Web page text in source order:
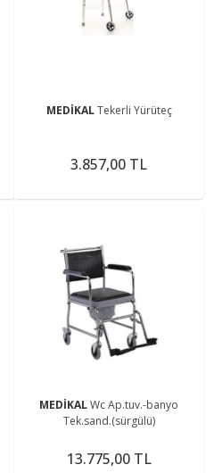
MEDİKALTekerli Yürüteç
3.857,00 TL
MEDİKALWc Ap.tuv.-banyo
Tek.sand.(sürgülü)
13.775,00 TL